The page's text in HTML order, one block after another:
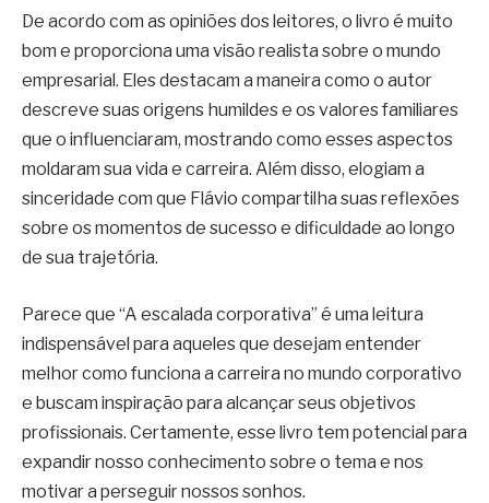
De acordo com as opiniões dos leitores, o livro é muito
bom e proporciona uma visão realista sobre o mundo
empresarial. Eles destacam a maneira como o autor
descreve suas origens humildes e os valores familiares
que o influenciaram, mostrando como esses aspectos
moldaram sua vida e carreira. Além disso, elogiam a
sinceridade com que Flávio compartilha suas reflexões
sobre os momentos de sucesso e dificuldade ao longo
de sua trajetória.
Parece que “A escalada corporativa” é uma leitura
indispensável para aqueles que desejam entender
melhor como funciona a carreira no mundo corporativo
e buscam inspiração para alcançar seus objetivos
profissionais. Certamente, esse livro tem potencial para
expandir nosso conhecimento sobre o tema e nos
motivar a perseguir nossos sonhos.